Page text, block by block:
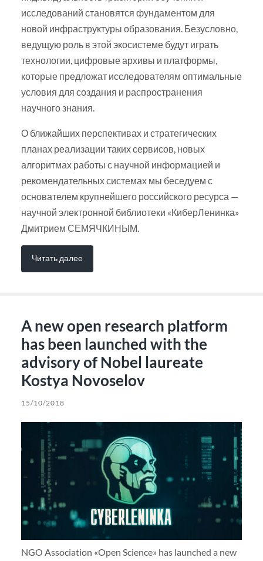
исследований становятся фундаментом для
новой инфраструктуры образования. Безусловно,
ведущую роль в этой экосистеме будут играть
технологии, цифровые архивы и платформы,
которые предложат исследователям оптимальные
условия для создания и распространения
научного знания.
О ближайших перспективах и стратегических
планах реализации таких сервисов, новых
алгоритмах работы с научной информацией и
рекомендательных системах мы беседуем с
основателем крупнейшего российского ресурса —
научной электронной библиотеки «КиберЛенинка»
Дмитрием СЕМЯЧКИНЫМ.
Читать далее
A new open research platform
has been launched with the
advisory of Nobel laureate
Kostya Novoselov
15/10/2018
NGO Association «Open Science» has launched a new